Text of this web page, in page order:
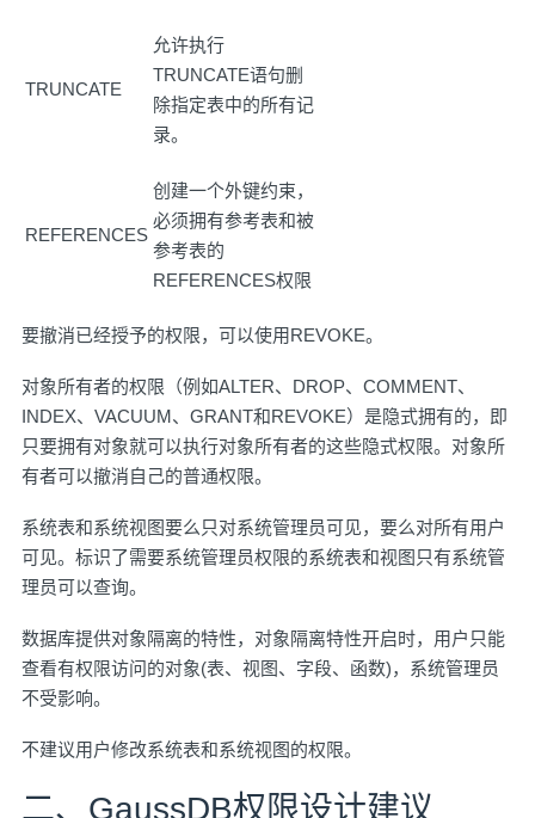
TRUNCATE
允许执行
TRUNCATE语句删
除指定表中的所有记
录。
REFERENCES
创建一个外键约束，
必须拥有参考表和被
参考表的
REFERENCES权限
要撤消已经授予的权限，可以使用REVOKE。
对象所有者的权限（例如ALTER、DROP、COMMENT、
INDEX、VACUUM、GRANT和REVOKE）是隐式拥有的，即
只要拥有对象就可以执行对象所有者的这些隐式权限。对象所
有者可以撤消自己的普通权限。
系统表和系统视图要么只对系统管理员可见，要么对所有用户
可见。标识了需要系统管理员权限的系统表和视图只有系统管
理员可以查询。
数据库提供对象隔离的特性，对象隔离特性开启时，用户只能
查看有权限访问的对象(表、视图、字段、函数)，系统管理员
不受影响。
不建议用户修改系统表和系统视图的权限。
二、GaussDB权限设计建议